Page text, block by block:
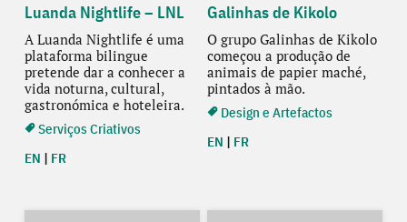
Luanda Nightlife – LNL
A Luanda Nightlife é uma
plataforma bilingue
pretende dar a conhecer a
vida noturna, cultural,
gastronómica e hoteleira.
Serviços Criativos
EN | FR
Galinhas de Kikolo
O grupo Galinhas de Kikolo
começou a produção de
animais de papier maché,
pintados à mão.
Design e Artefactos
EN | FR